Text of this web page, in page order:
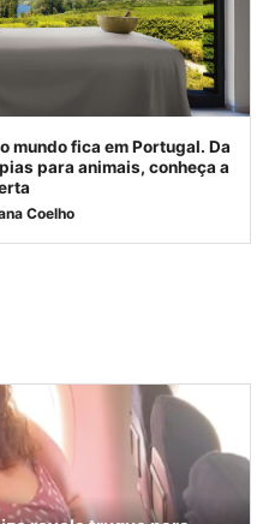
mundo fica em Portugal. Da
para animais, conheça a
Coelho